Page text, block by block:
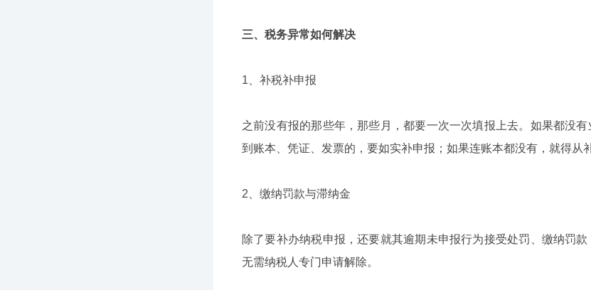
三、税务异常如何解决
1、补税补申报
之前没有报的那些年，那些月，都要一次一次填报上去。如果都没
到账本、凭证、发票的，要如实补申报；如果连账本都没有，就得从
2、缴纳罚款与滞纳金
除了要补办纳税申报，还要就其逾期未申报行为接受处罚、缴纳罚
无需纳税人专门申请解除。